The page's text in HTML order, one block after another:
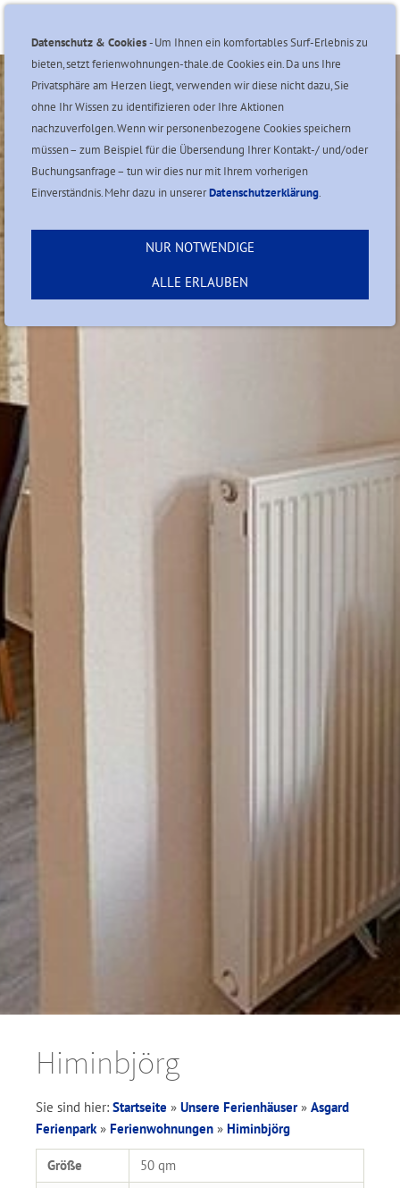
Himinbjörg
Sie sind hier: Startseite » Unsere Ferienhäuser» Asgard
Ferienpark» Ferienwohnungen » Himinbjörg
Größe
50 qm
Datenschutz & Cookies- Um Ihnen ein komfortables Surf-Erlebnis zu
bieten, setzt ferienwohnungen-thale.de Cookies ein. Da uns Ihre
Privatsphäre am Herzen liegt, verwenden wir diese nicht dazu, Sie
ohne Ihr Wissen zu identifizieren oder Ihre Aktionen
nachzuverfolgen. Wenn wir personenbezogene Cookies speichern
müssen – zum Beispiel für die Übersendung Ihrer Kontakt-/ und/oder
Buchungsanfrage – tun wir dies nur mit Ihrem vorherigen
Einverständnis. Mehr dazu in unsererDatenschutzerklärung.
NUR NOTWENDIGE
ALLE ERLAUBEN